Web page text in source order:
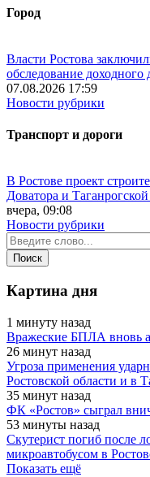
Город
Власти Ростова
обследование доходного
07.08.2026 17:59
Новости рубрики
Транспорт и дороги
В Ростове проект
Доватора и
вчера, 09:08
Новости рубрики
Картина дня
1 минуту назад
Вражеские БПЛА вновь
26 минут назад
Угроза применения
Ростовской области и в
35 минут назад
ФК «Ростов» сыграл
53 минуты назад
Скутерист погиб после
микроавтобусом в
Показать ещё